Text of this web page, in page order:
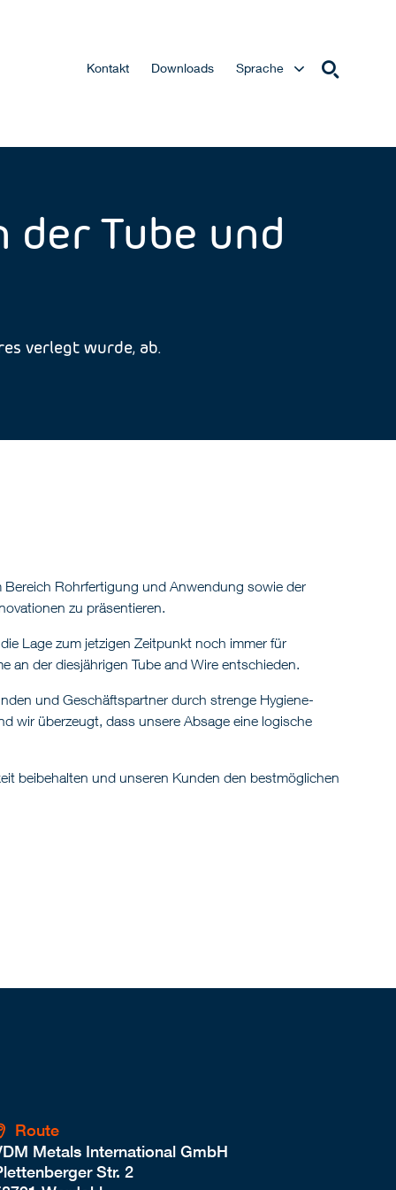
Kontakt Downloads Sprache
der Tube und
verlegt wurde, ab.
Bereich Rohrfertigung und Anwendung sowie der
zu präsentieren.
Lage zum jetzigen Zeitpunkt noch immer für
an der diesjährigen Tube and Wire entschieden.
und Geschäftspartner durch strenge Hygiene-
wir überzeugt, dass unsere Absage eine logische
beibehalten und unseren Kunden den bestmöglichen
Route
Metals International GmbH
Str. 2